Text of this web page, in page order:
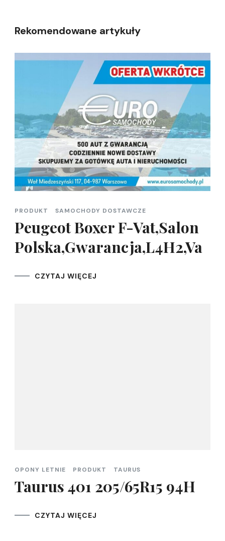
Rekomendowane artykuły
PRODUKT SAMOCHODY DOSTAWCZE
Peugeot Boxer F-Vat,Salon
Polska,Gwarancja,L4H2,Va
CZYTAJ WIĘCEJ
OPONY LETNIE PRODUKT TAURUS
Taurus 401 205/65R15 94H
CZYTAJ WIĘCEJ